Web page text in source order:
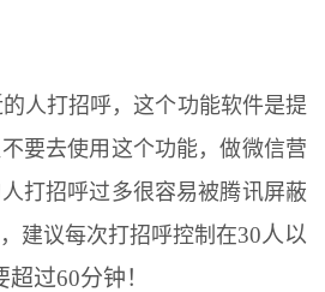
人打招呼，这个功能软件是提
要去使用这个功能，做微信营
打招呼过多很容易被腾讯屏蔽
建议每次打招呼控制在30人以
过60分钟！